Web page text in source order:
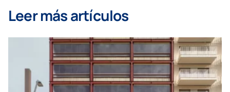
Leer más artículos